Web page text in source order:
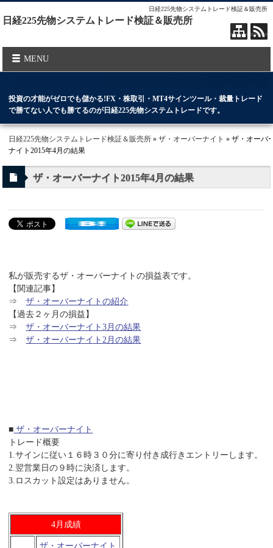
日経225先物システムトレード検証＆販売所
日経225先物システムトレード検証＆販売所
MENU
投資の才能がゼロでも儲かる!FX・株取引・MT4サインツール・裁量トレード
で勝てない人でも勝てるのが日経225先物システムトレードです。
日経225先物システムトレード検証＆販売所 »ザ・オーバーナイト » ザ・オーバ
ナイト2015年4月の結果
ザ・オーバーナイト2015年4月の結果
私が販売するザ・オーバーナイトの損益表です。
【関連記事】
⇒ザ・オーバーナイトの紹介
【過去２ヶ月の損益】
⇒ザ・オーバーナイト3月の結果
⇒ザ・オーバーナイト2月の結果
■ ザ・オーバーナイト
トレード概要
1.サインに従い１６時３０分に寄り付き成行きエントリーします。
2.翌営業日の９時に決済します。
3.ロスカット設定はありません。
4月成績
ザ・オーバーナイト